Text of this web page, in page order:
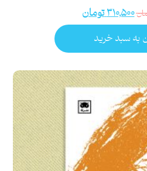
۳۱۰,۵۰۰تومان
به سبد خرید